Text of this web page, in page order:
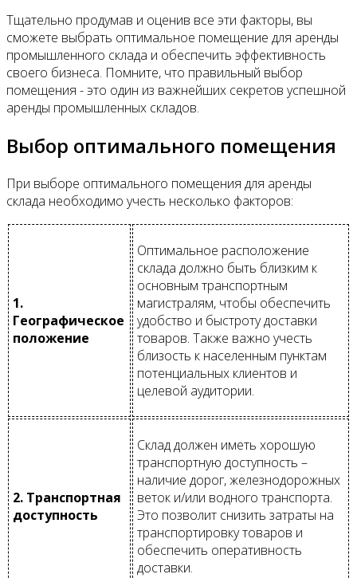
Тщательно продумав и оценив все эти факторы, вы
сможете выбрать оптимальное помещение для аренды
промышленного склада и обеспечить эффективность
своего бизнеса. Помните, что правильный выбор
помещения - это один из важнейших секретов успешной
аренды промышленных складов.
Выбор оптимального помещения
При выборе оптимального помещения для аренды
склада необходимо учесть несколько факторов:
1.
Географическое
положение
Оптимальное расположение
склада должно быть близким к
основным транспортным
магистралям, чтобы обеспечить
удобство и быстроту доставки
товаров. Также важно учесть
близость к населенным пунктам
потенциальных клиентов и
целевой аудитории.
2. Транспортная
доступность
Склад должен иметь хорошую
транспортную доступность –
наличие дорог, железнодорожных
веток и/или водного транспорта.
Это позволит снизить затраты на
транспортировку товаров и
обеспечить оперативность
доставки.